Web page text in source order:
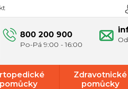
800 200 900
pomůcky
Zdravotnické
pomůcky